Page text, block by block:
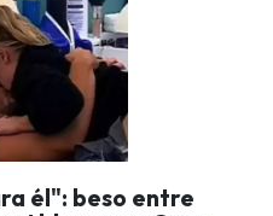
él": beso entre